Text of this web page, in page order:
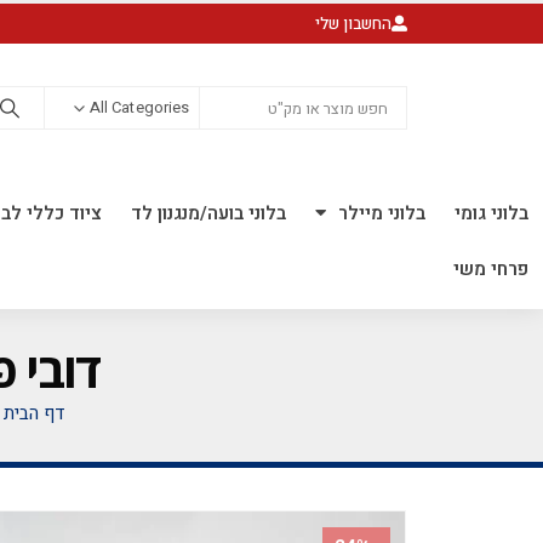
החשבון שלי
All Categories
בלוני גומי בלוני מיילר בלוני בועה/מנגנון לד ציוד כללי
פרחי משי
דובי פרווה 30
דף הבית